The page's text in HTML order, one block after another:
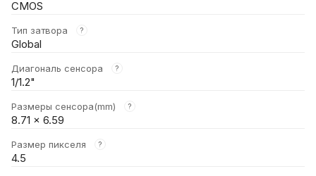
CMOS
Тип затвора ?
Global
Диагональ сенсора ?
1/1.2"
Размеры сенсора(mm) ?
8.71 × 6.59
Размер пикселя ?
4.5